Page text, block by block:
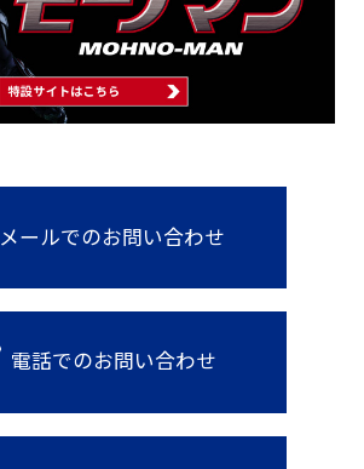
メールでのお問い合わせ
電話でのお問い合わせ